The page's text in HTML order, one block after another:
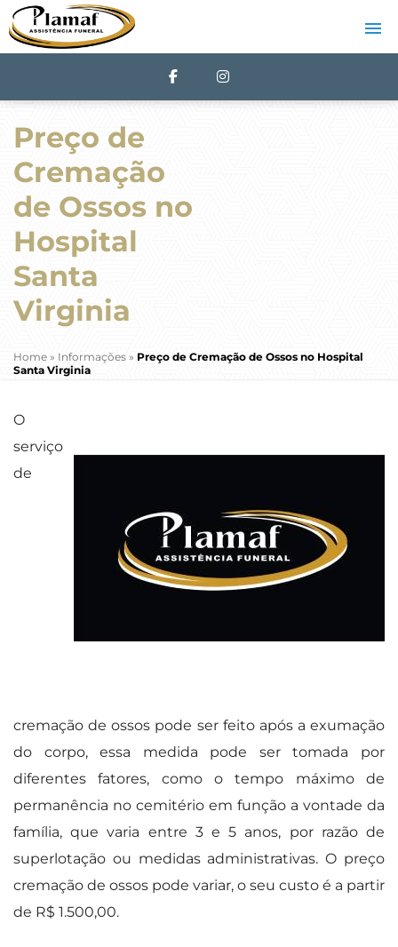
Preço de
Cremação
de Ossos no
Hospital
Santa
Virginia
Home » Informações » Preço de Cremação de Ossos no Hospital
Santa Virginia
O
serviço
de
cremação de ossos pode ser feito após a exumação
do corpo, essa medida pode ser tomada por
diferentes fatores, como o tempo máximo de
permanência no cemitério em função a vontade da
família, que varia entre 3 e 5 anos, por razão de
superlotação ou medidas administrativas. O preço
cremação de ossos pode variar, o seu custo é a partir
de R$ 1.500,00.